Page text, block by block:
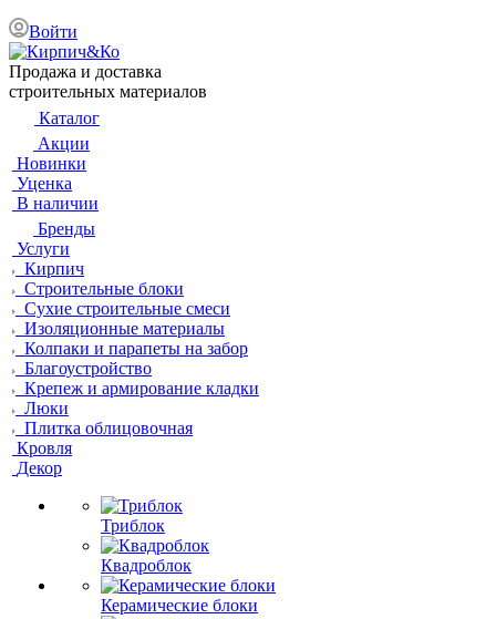
Войти
Продажа и доставка
строительных материалов
Каталог
Акции
Новинки
Уценка
В наличии
Бренды
Услуги
Кирпич
Строительные блоки
Сухие строительные смеси
Изоляционные материалы
Колпаки и парапеты на забор
Благоустройство
Крепеж и армирование кладки
Люки
Плитка облицовочная
Кровля
Декор
Триблок
Квадроблок
Керамические блоки